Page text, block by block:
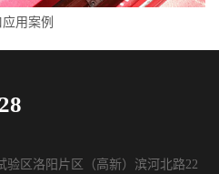
用案例
区洛阳片区（高新）滨河北路22